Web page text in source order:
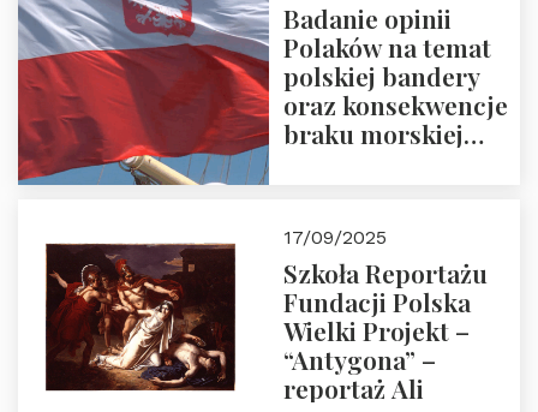
Badanie opinii
Polaków na temat
polskiej bandery
oraz konsekwencje
braku morskiej
17/09/2025
Szkoła Reportażu
Fundacji Polska
Wielki Projekt –
“Antygona” –
reportaż Ali